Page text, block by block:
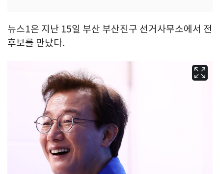
뉴스1은 지난 15일 부산 부산진구 선거사무소에서 전
후보를 만났다.